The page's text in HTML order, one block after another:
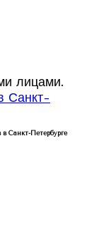
лицами.
Санкт-Петербурге